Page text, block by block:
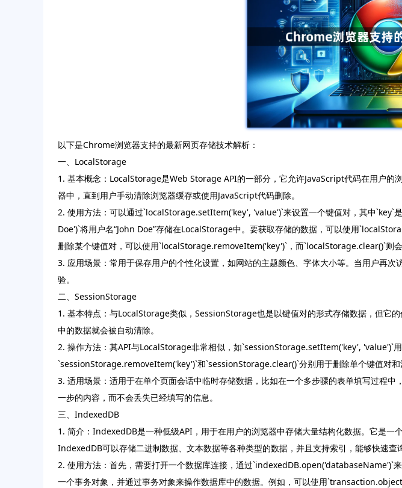
以下是Chrome浏览器支持的最新网页存储技术解析：
一、LocalStorage
1. 基本概念：LocalStorage是Web Storage API的一部分，它允许JavaScript代码在用户
器中，直到用户手动清除浏览器缓存或使用JavaScript代码删除。
2. 使用方法：可以通过`localStorage.setItem('key', 'value')`来设置一个键值对，其中
Doe')`将用户名“John Doe”存储在LocalStorage中。要获取存储的数据，可以使用
删除某个键值对，可以使用`localStorage.removeItem('key')`，而`localStorage.clear()`则
3. 应用场景：常用于保存用户的个性化设置，如网站的主题颜色、字体大小等。当用户再
验。
二、SessionStorage
1. 基本特点：与LocalStorage类似，SessionStorage也是以键值对的形式存储数据，但它
中的数据就会被自动清除。
2. 操作方法：其API与LocalStorage非常相似，如`sessionStorage.setItem('key', 'value')`
`sessionStorage.removeItem('key')`和`sessionStorage.clear()`分别用于删除单个键值对和
3. 适用场景：适用于在单个页面会话中临时存储数据，比如在一个多步骤的表单填写过程
一步的内容，而不会丢失已经填写的信息。
三、IndexedDB
1. 简介：IndexedDB是一种低级API，用于在用户的浏览器中存储大量结构化数据。它是一
IndexedDB可以存储二进制数据、文本数据等各种类型的数据，并且支持索引，能够快速查
2. 使用方法：首先，需要打开一个数据库连接，通过`indexedDB.open('databaseName')`
一个事务对象，并通过事务对象来操作数据库中的数据。例如，可以使用